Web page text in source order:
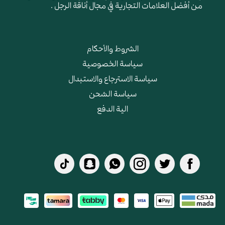
من أفضل العلامات التجارية في مجال أناقة الرجل .
الشروط والأحكام
سياسة الخصوصية
سياسة الاسترجاع والاستبدال
سياسة الشحن
الية الدفع